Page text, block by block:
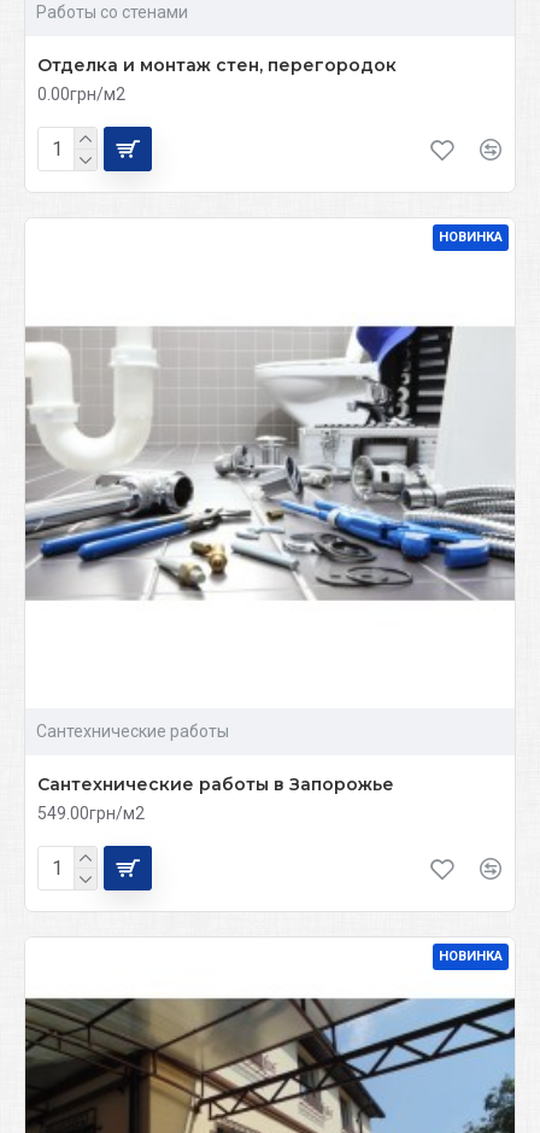
Работы со стенами
Отделка и монтаж стен, перегородок
0.00грн/м2
НОВИНКА
Сантехнические работы
Сантехнические работы в Запорожье
549.00грн/м2
НОВИНКА